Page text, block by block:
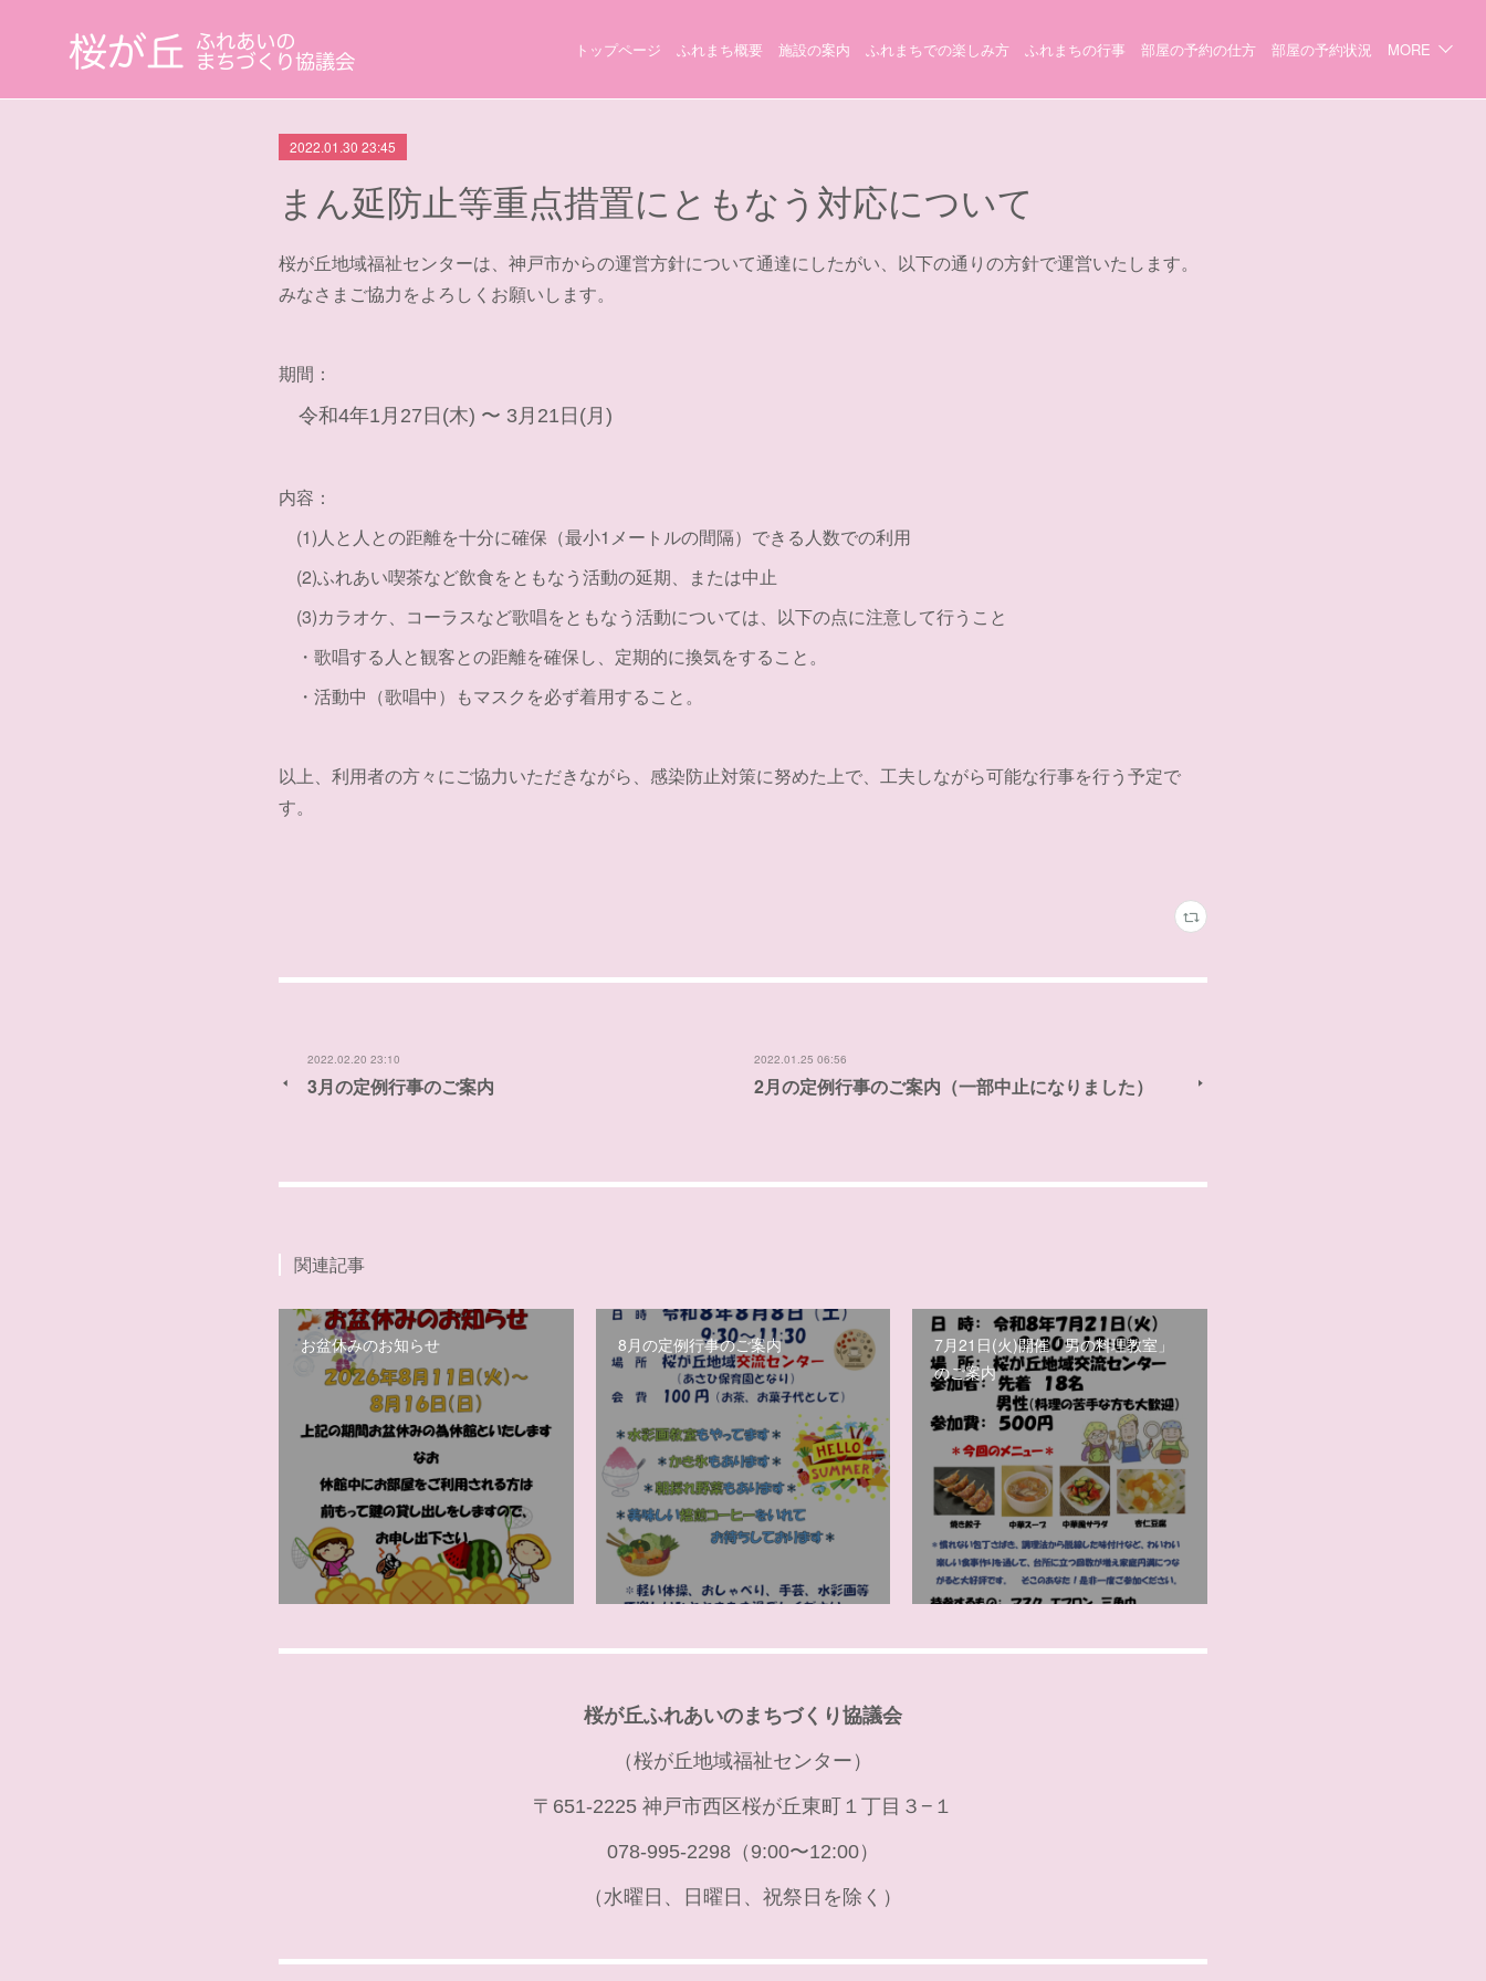
トップページ ふれまち概要 施設の案内 ふれまちでの楽しみ方 ふれまちの行事 部屋の予約の仕方 部屋の予約状況 MORE
2022.01.30 23:45
まん延防止等重点措置にともなう対応について
桜が丘地域福祉センターは、神戸市からの運営方針について通達にしたがい、以下の通りの方針で運営いたします。
みなさまご協力をよろしくお願いします。
期間：
令和4年1月27日(木) 〜 3月21日(月)
内容：
(1)人と人との距離を十分に確保（最小1メートルの間隔）できる人数での利用
(2)ふれあい喫茶など飲食をともなう活動の延期、または中止
(3)カラオケ、コーラスなど歌唱をともなう活動については、以下の点に注意して行うこと
・歌唱する人と観客との距離を確保し、定期的に換気をすること。
・活動中（歌唱中）もマスクを必ず着用すること。
以上、利用者の方々にご協力いただきながら、感染防止対策に努めた上で、工夫しながら可能な行事を行う予定で
す。
2022.02.20 23:10
3月の定例行事のご案内
2022.01.25 06:56
2月の定例行事のご案内（一部中止になりました）
関連記事
お盆休みのお知らせ 8月の定例行事のご案内
7月21日(火)開催「男の料理教室」
のご案内
桜が丘ふれあいのまちづくり協議会
（桜が丘地域福祉センター）
〒651-2225 神戸市西区桜が丘東町１丁目３−１
078-995-2298（9:00〜12:00）
（水曜日、日曜日、祝祭日を除く）